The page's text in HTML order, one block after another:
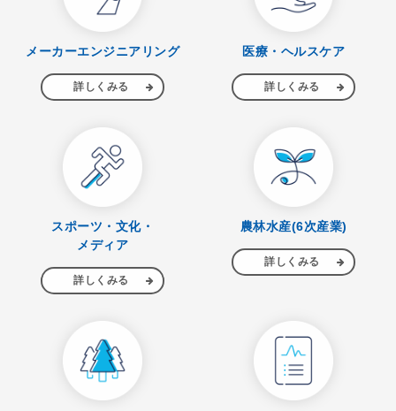
メーカーエンジニアリング
詳しくみる
医療・ヘルスケア
詳しくみる
スポーツ・文化・
メディア
詳しくみる
農林水産(6次産業)
詳しくみる